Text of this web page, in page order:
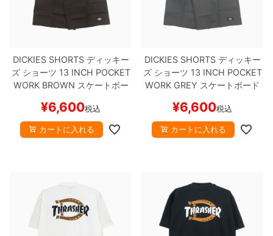
DICKIES SHORTSディッキー
ズショーツ 13 INCH POCKET
WORKBROWN スケートボー
¥6,600税込
カートに入れる
DICKIES SHORTSディッキー
ズショーツ 13 INCH POCKET
WORK GREY スケートボード
¥6,600税込
カートに入れる